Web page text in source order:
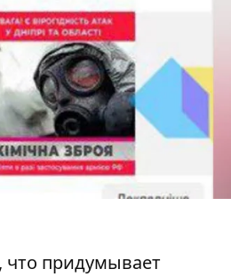
что придумывает